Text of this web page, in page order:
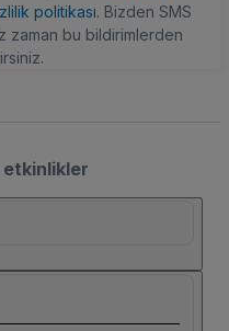
politikası. Bizden SMS
zaman bu bildirimlerden
etkinlikler